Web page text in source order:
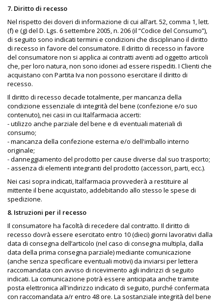
7. Diritto di recesso
Nel rispetto dei doveri di informazione di cui all’art. 52, comma 1, lett.
(f) e (g) del D. Lgs. 6 settembre 2005, n. 206 (il “Codice del Consumo”),
di seguito sono indicati termini e condizioni che disciplinano il diritto
di recesso in favore del consumatore. Il diritto di recesso in favore
del consumatore non si applica ai contratti aventi ad oggetto articoli
che, per loro natura, non sono idonei ad essere rispediti. I Clienti che
acquistano con Partita Iva non possono esercitare il diritto di
recesso.
Il diritto di recesso decade totalmente, per mancanza della
condizione essenziale di integrità del bene (confezione e/o suo
contenuto), nei casi in cui Italfarmacia accerti:
- utilizzo anche parziale del bene e di eventuali materiali di
consumo;
- mancanza della confezione esterna e/o dell'imballo interno
originale;
- danneggiamento del prodotto per cause diverse dal suo trasporto;
- assenza di elementi integranti del prodotto (accessori, parti, ecc.).
Nei casi sopra indicati, Italfarmacia provvederà a restituire al
mittente il bene acquistato, addebitando allo stesso le spese di
spedizione.
8. Istruzioni per il recesso
Il consumatore ha facoltà di recedere dal contratto. Il diritto di
recesso dovrà essere esercitato entro 10 (dieci) giorni lavorativi dalla
data di consegna dell’articolo (nel caso di consegna multipla, dalla
data della prima consegna parziale) mediante comunicazione
(anche senza specificare eventuali motivi) da inviarsi per lettera
raccomandata con avviso di ricevimento agli indirizzi di seguito
indicati. La comunicazione potrà essere anticipata anche tramite
posta elettronica all'indirizzo indicato di seguito, purché confermata
con raccomandata a/r entro 48 ore. La sostanziale integrità del bene